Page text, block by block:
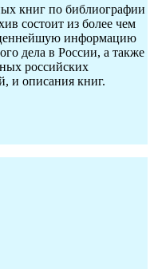
книг по библиографии
состоит из более чем
информацию
дела в России, а также
российских
и описания книг.